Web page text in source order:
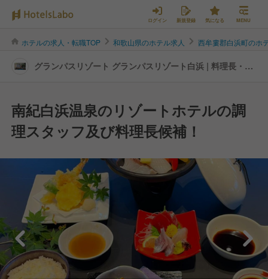
ログイン 新規登録 気になる MENU
ホテルの求人・転職TOP 和歌山県のホテル求人 西牟婁郡白浜町のホ
グランパスリゾート グランパスリゾート白浜 | 料理長・料
南紀白浜温泉のリゾートホテルの調
理スタッフ及び料理長候補！